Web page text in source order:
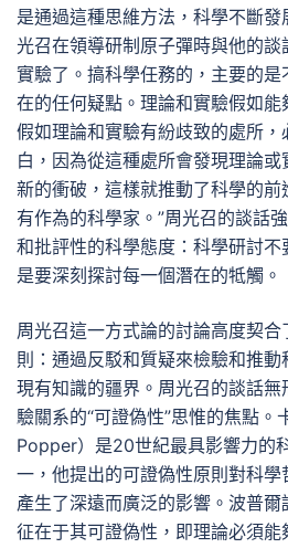
是通過這種思維方法，科學不斷
光召在領導研制原子彈時與他的談
實驗了。搞科學任務的，主要的
在的任何疑點。理論和實驗假如
假如理論和實驗有紛歧致的處所
白，因為從這種處所會發現理論
新的衝破，這樣就推動了科學的
有作為的科學家。”周光召的談話
和批評性的科學態度：科學研討
是要深刻探討每一個潛在的牴觸。
周光召這一方式論的討論高度契
則：通過反駁和質疑來檢驗和推
現有知識的疆界。周光召的談話
驗關系的“可證偽性”思惟的焦點。
Popper）是20世紀最具影響力的
一，他提出的可證偽性原則對科
產生了深遠而廣泛的影響。波普
征在于其可證偽性，即理論必須